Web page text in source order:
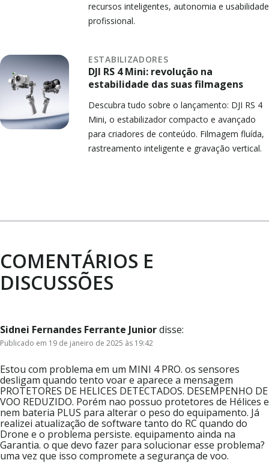
recursos inteligentes, autonomia e usabilidade
profissional.
ESTABILIZADORES
DJI RS 4 Mini: revolução na
estabilidade das suas filmagens
Descubra tudo sobre o lançamento: DJI RS 4
Mini, o estabilizador compacto e avançado
para criadores de conteúdo. Filmagem fluída,
rastreamento inteligente e gravação vertical.
COMENTÁRIOS E
DISCUSSÕES
Sidnei Fernandes Ferrante Juniordisse:
Publicado em 19 de janeiro de 2025 às 19:42
Estou com problema em um MINI 4 PRO. os sensores
desligam quando tento voar e aparece a mensagem
PROTETORES DE HELICES DETECTADOS. DESEMPENHO DE
VOO REDUZIDO. Porém nao possuo protetores de Hélices e
nem bateria PLUS para alterar o peso do equipamento. Já
realizei atualização de software tanto do RC quando do
Drone e o problema persiste. equipamento ainda na
Garantia. o que devo fazer para solucionar esse problema?
uma vez que isso compromete a segurança de voo.